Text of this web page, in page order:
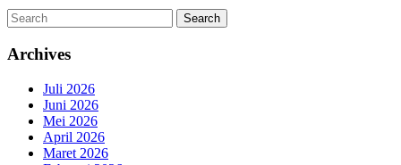
Search Search
Archives
Juli 2026
Juni 2026
Mei 2026
April 2026
Maret 2026